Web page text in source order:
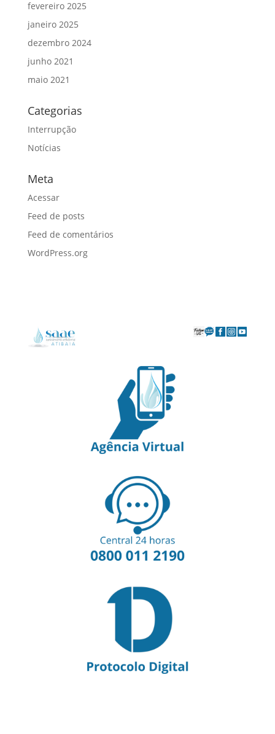
fevereiro 2025
janeiro 2025
dezembro 2024
junho 2021
maio 2021
Categorias
Interrupção
Notícias
Meta
Acessar
Feed de posts
Feed de comentários
WordPress.org